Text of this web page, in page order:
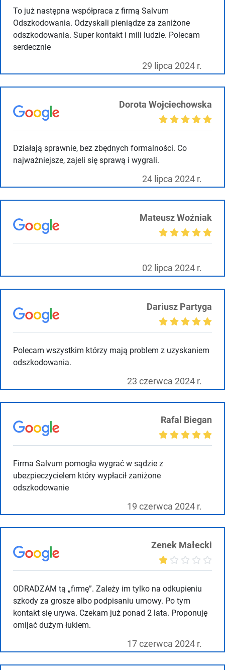
To już następna współpraca z firmą Salvum
Odszkodowania. Odzyskali pieniądze za zaniżone
odszkodowania. Super kontakt i mili ludzie. Polecam
serdecznie
29 lipca 2024 r.
Dorota Wojciechowska
Działają sprawnie, bez zbędnych formalności. Co
najważniejsze, zajeli się sprawą i wygrali.
24 lipca 2024 r.
Mateusz Woźniak
02 lipca 2024 r.
Dariusz Partyga
Polecam wszystkim którzy mają problem z uzyskaniem
odszkodowania.
23 czerwca 2024 r.
Rafal Biegan
Firma Salvum pomogła wygrać w sądzie z
ubezpieczycielem który wypłacił zaniżone
odszkodowanie
19 czerwca 2024 r.
Zenek Małecki
ODRADZAM tą „firmę”. Zależy im tylko na odkupieniu
szkody za grosze albo podpisaniu umowy. Po tym
kontakt się urywa. Czekam już ponad 2 lata. Proponuję
omijać dużym łukiem.
17 czerwca 2024 r.